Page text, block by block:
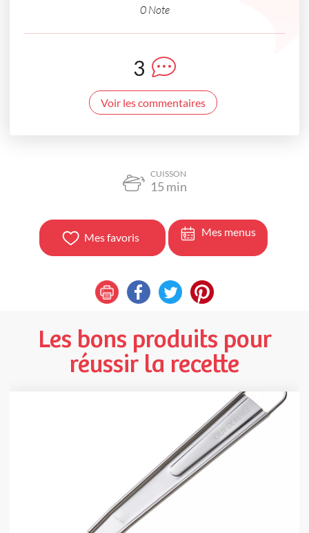
0 Note
3
Voir les commentaires
CUISSON
15 min
Mes favoris Mes menus
Les bons produits pour
réussir la recette